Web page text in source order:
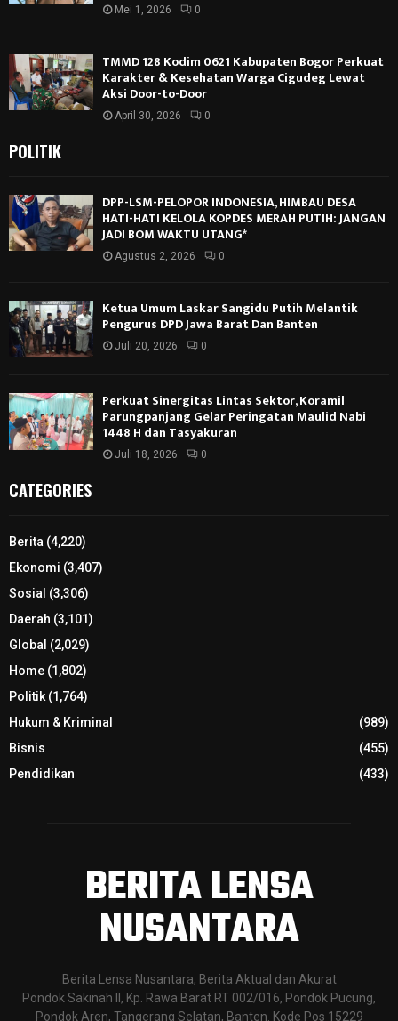
Mei 1, 2026 0
TMMD 128 Kodim 0621 Kabupaten Bogor Perkuat
Karakter & Kesehatan Warga Cigudeg Lewat
Aksi Door-to-Door
April 30, 2026 0
POLITIK
DPP-LSM-PELOPOR INDONESIA, HIMBAU DESA
HATI-HATI KELOLA KOPDES MERAH PUTIH: JANGAN
JADI BOM WAKTU UTANG*
Agustus 2, 2026 0
Ketua Umum Laskar Sangidu Putih Melantik
Pengurus DPD Jawa Barat Dan Banten
Juli 20, 2026 0
Perkuat Sinergitas Lintas Sektor, Koramil
Parungpanjang Gelar Peringatan Maulid Nabi
1448 H dan Tasyakuran
Juli 18, 2026 0
CATEGORIES
Berita (4,220)
Ekonomi (3,407)
Sosial (3,306)
Daerah (3,101)
Global (2,029)
Home (1,802)
Politik(1,764)
Hukum & Kriminal
(989)
Bisnis
(455)
Pendidikan
(433)
BERITA LENSA
NUSANTARA
Berita Lensa Nusantara, Berita Aktual dan Akurat
Pondok Sakinah II, Kp. Rawa Barat RT 002/016, Pondok Pucung,
Pondok Aren, Tangerang Selatan, Banten. Kode Pos 15229